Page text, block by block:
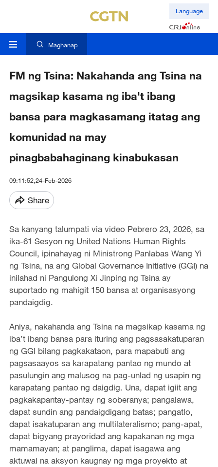
Language
Maghanap
FM ng Tsina: Nakahanda ang Tsina na
magsikap kasama ng iba't ibang
bansa para magkasamang itatag ang
komunidad na may
pinagbabahaginang kinabukasan
09:11:52,24-Feb-2026
Share
Sa kanyang talumpati via video Pebrero 23, 2026, sa
ika-61 Sesyon ng United Nations Human Rights
Council, ipinahayag ni Ministrong Panlabas Wang Yi
ng Tsina, na ang Global Governance Initiative (GGI) na
inilahad ni Pangulong Xi Jinping ng Tsina ay
suportado ng mahigit 150 bansa at organisasyong
pandaigdig.
Aniya, nakahanda ang Tsina na magsikap kasama ng
iba’t ibang bansa para ituring ang pagsasakatuparan
ng GGI bilang pagkakataon, para mapabuti ang
pagsasaayos sa karapatang pantao ng mundo at
pasulungin ang malusog na pag-unlad ng usapin ng
karapatang pantao ng daigdig. Una, dapat igiit ang
pagkakapantay-pantay ng soberanya; pangalawa,
dapat sundin ang pandaigdigang batas; pangatlo,
dapat isakatuparan ang multilateralismo; pang-apat,
dapat bigyang prayoridad ang kapakanan ng mga
mamamayan; at panglima, dapat isagawa ang
aktuwal na aksyon kaugnay ng mga proyekto at